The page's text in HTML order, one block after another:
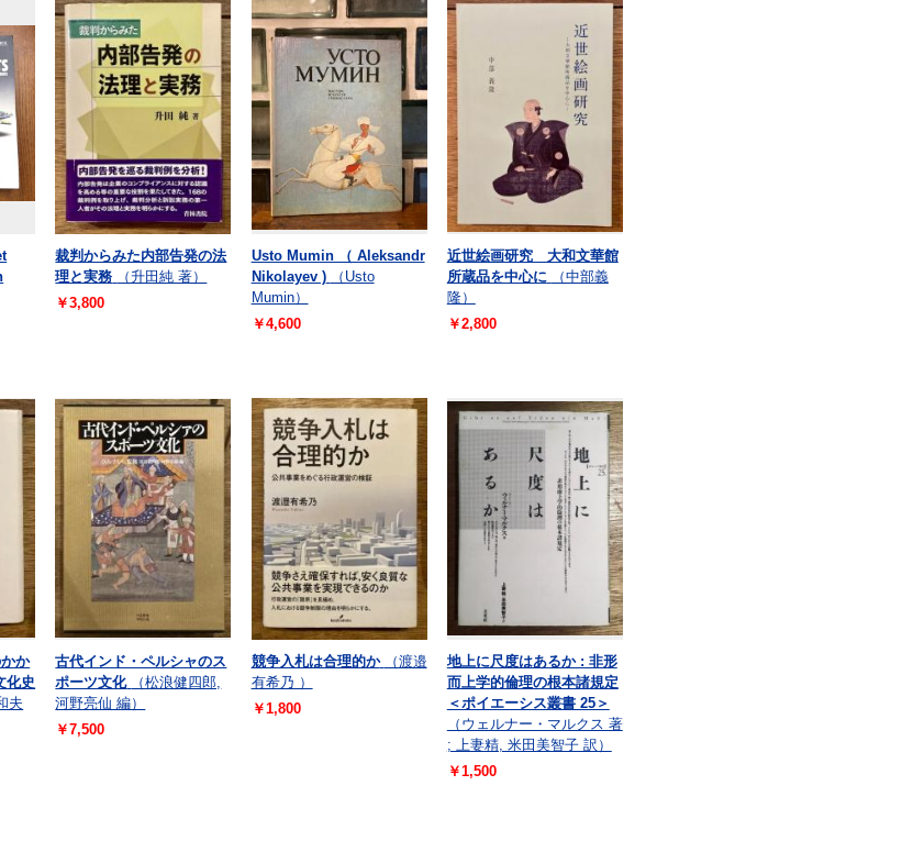
裁判からみた内部告発の法
理と実務
（升田純 著）
￥3,800
Usto Mumin （ Aleksandr
Nikolayev )
（Usto
Mumin）
￥4,600
近世絵画研究 大和文華館
所蔵品を中心に
（中部義
隆）
￥2,800
か
化史
夫
古代インド・ペルシャのス
ポーツ文化
（松浪健四郎,
河野亮仙 編）
￥7,500
競争入札は合理的か
（渡邉
有希乃 ）
￥1,800
地上に尺度はあるか : 非形
而上学的倫理の根本諸規定
＜ポイエーシス叢書 25＞
（ウェルナー・マルクス 著
; 上妻精, 米田美智子 訳）
￥1,500